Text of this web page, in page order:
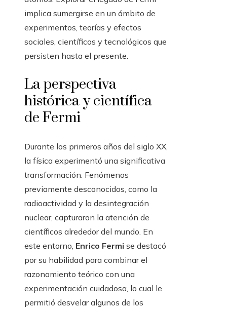
implica sumergirse en un ámbito de
experimentos, teorías y efectos
sociales, científicos y tecnológicos que
persisten hasta el presente.
La perspectiva
histórica y científica
de Fermi
Durante los primeros años del siglo XX,
la física experimentó una significativa
transformación. Fenómenos
previamente desconocidos, como la
radioactividad y la desintegración
nuclear, capturaron la atención de
científicos alrededor del mundo. En
este entorno, Enrico Fermi se destacó
por su habilidad para combinar el
razonamiento teórico con una
experimentación cuidadosa, lo cual le
permitió desvelar algunos de los